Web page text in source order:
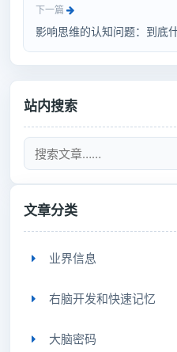
下一篇
影响思维的认知问题：到底
站内搜索
文章分类
业界信息
右脑开发和快速记忆
大脑密码